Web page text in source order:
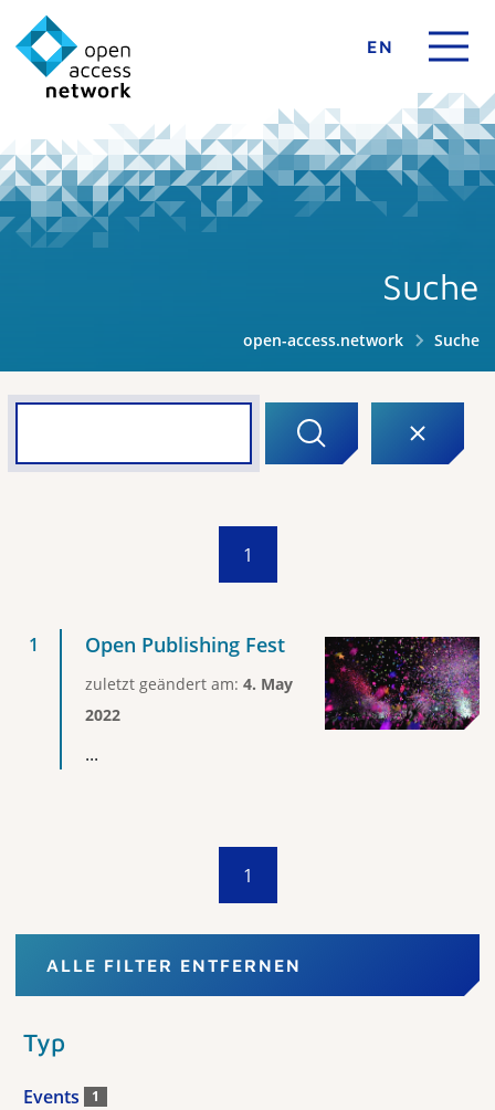
EN
Suche
open-access.network Suche
1
Open Publishing Fest
zuletzt geändert am: 4. May
2022
...
1
ALLE FILTER ENTFERNEN
Typ
Events 1